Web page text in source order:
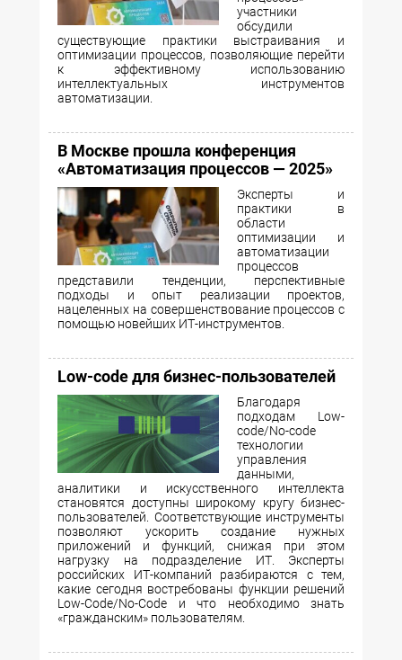
участники
обсудили
существующие практики выстраивания и
оптимизации процессов, позволяющие перейти
к эффективному использованию
интеллектуальных инструментов
автоматизации.
В Москве прошла конференция
«Автоматизация процессов — 2025»
Эксперты и
практики в
области
оптимизации и
автоматизации
процессов
представили тенденции, перспективные
подходы и опыт реализации проектов,
нацеленных на совершенствование процессов с
помощью новейших ИТ-инструментов.
Low-сode для бизнес-пользователей
Благодаря
подходам Low-
сode/No-сode
технологии
управления
данными,
аналитики и искусственного интеллекта
становятся доступны широкому кругу бизнес-
пользователей. Соответствующие инструменты
позволяют ускорить создание нужных
приложений и функций, снижая при этом
нагрузку на подразделение ИТ. Эксперты
российских ИТ-компаний разбираются с тем,
какие сегодня востребованы функции решений
Low-Code/No-Code и что необходимо знать
«гражданским» пользователям.